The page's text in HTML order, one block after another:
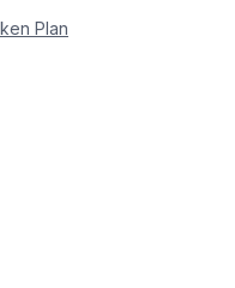
Plan